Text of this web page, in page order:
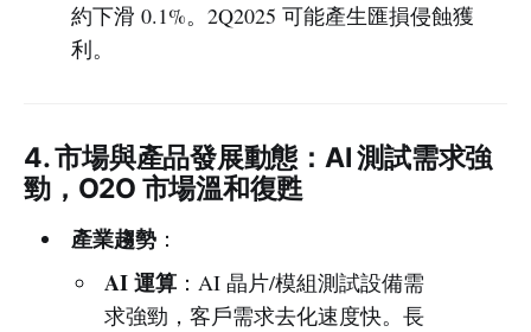
約下滑 0.1%。2Q2025 可能產生匯損侵蝕獲
利。
4. 市場與產品發展動態：AI 測試需求強
勁，O2O 市場溫和復甦
產業趨勢：
AI 運算 ：AI 晶片/模組測試設備需
求強勁，客戶需求去化速度快。長